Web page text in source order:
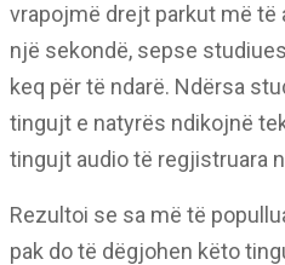
vrapojmë drejt parkut më të
një sekondë, sepse
keq për të ndarë. Ndërsa
tingujt e natyrës ndikojnë
tingujt audio të regjistruara
Rezultoi se sa më të
pak do të dëgjohen këto